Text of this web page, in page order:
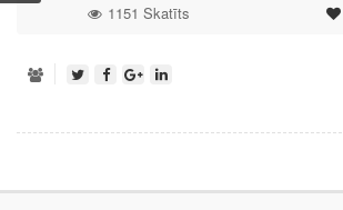
1151 Skatīts